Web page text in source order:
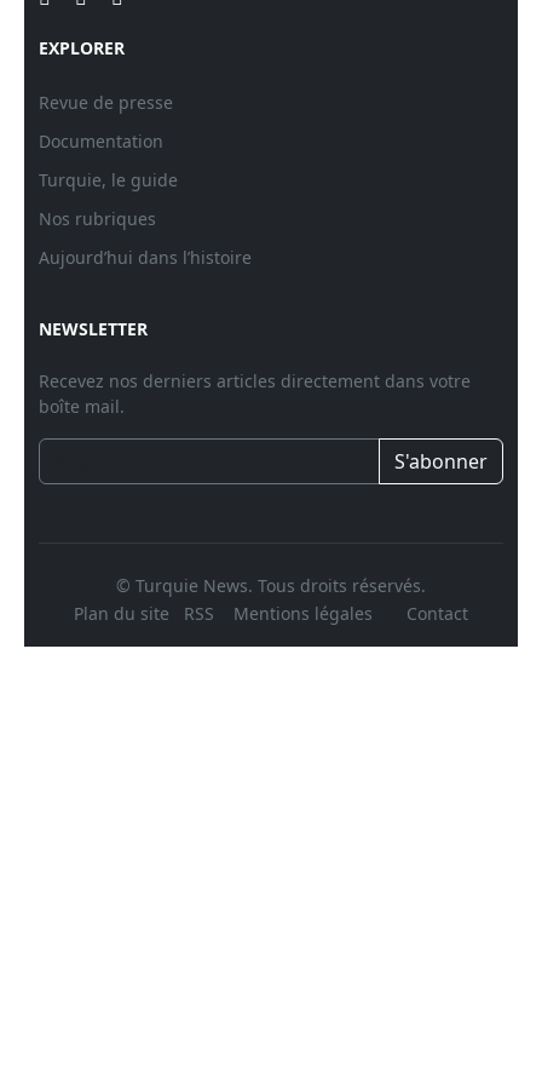
EXPLORER
Revue de presse
Documentation
Turquie, le guide
Nos rubriques
Aujourd’hui dans l’histoire
NEWSLETTER
Recevez nos derniers articles directement dans votre
boîte mail.
S'abonner
© Turquie News. Tous droits réservés.
Plan du site
RSS Mentions légales Contact